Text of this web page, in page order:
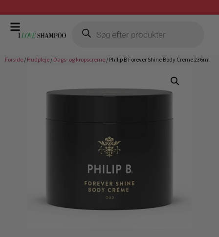
Gratis fragt ved køb over 399,-
Forside / Hudpleje / Dags- og kropscreme / Philip B Forever Shine Body Creme 236ml